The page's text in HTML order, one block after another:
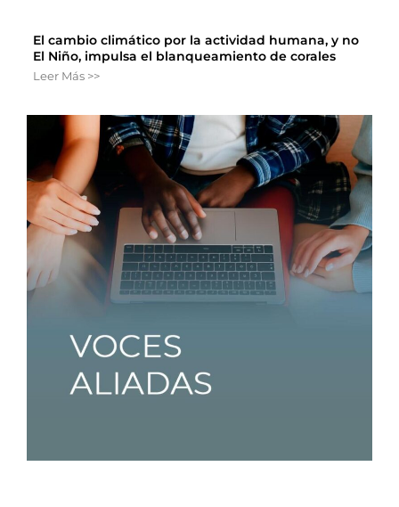
El cambio climático por la actividad humana, y no
El Niño, impulsa el blanqueamiento de corales
Leer Más >>